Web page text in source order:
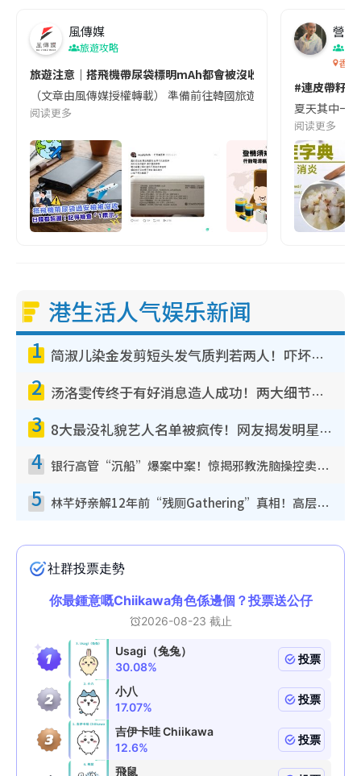
風傳媒
旅遊攻略
旅遊注意｜搭飛機帶尿袋標明mAh都會被沒收😱出發前切記檢查
（文章由風傳媒授權轉載） 準備前往韓國旅遊的民眾，近期要
阅读更多
營養
香港
#連皮帶籽
夏天其中一
阅读更多
港生活人气娱乐新闻
1 简淑儿染金发剪短头发气质判若两人！吓坏老公麦大力都认不出：“你做什么？”
2 汤洛雯传终于有好消息造人成功！两大细节曝孕味极浓引猜测：大肚婆先会咁！
3 8大最没礼貌艺人名单被疯传！网友揭发明星真面目，一致数落这一位是无品天花板？
4 银行高管“沉船”爆案中案！惊揭邪教洗脑操控卖淫被吞600万，幕后黑手讲多错多
5 林芊妤亲解12年前“残厕Gathering”真相！高层解约一句话重创尊严，至今拒返TVB